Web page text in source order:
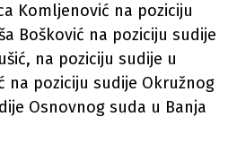
Komljenović na poziciju
Bošković na poziciju sudije
na poziciju sudije u
na poziciju sudije Okružnog
Osnovnog suda u Banja